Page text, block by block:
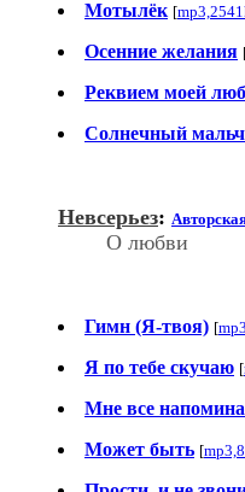
Мотылёк [
Осенние желания
Реквием моей
Солнечный
Невсерьез:
О любви
Гимн (Я-твоя) [
Я по тебе скучаю [
Мне все
Может быть [